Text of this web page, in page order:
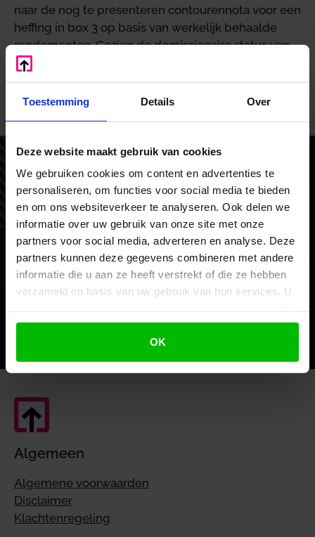
Toestemming Details Over
Deze website maakt gebruik van cookies
We gebruiken cookies om content en advertenties te
personaliseren, om functies voor social media te bieden
en om ons websiteverkeer te analyseren. Ook delen we
informatie over uw gebruik van onze site met onze
partners voor social media, adverteren en analyse. Deze
partners kunnen deze gegevens combineren met andere
informatie die u aan ze heeft verstrekt of die ze hebben
verzameld op basis van uw gebruik van hun services. U
gebruiken.
OK
naar de nog te presenteren contourennota voor een
heffing in box 3 op basis van werkelijk behaalde
rendementen. Gezien de demissionaire status van
het huidige kabinet is het wachten op het volgende
kabinet om daarin keuzes te maken.
Bron: Ministerie van Financiën | publicatie | 2021-0000169965 |
09-09-2021
Vertrouw op BoekZo, net als
honderden andere ondernemers
Als financieel en belastingadviseurs coachen we en
doen we waar we goed in zijn. Voor het MKB en
consultants. Met vaste prijzen, scherp advies en
brede ondersteuning.
Mijn voordeel berekenen
Algemeen
Algemene voorwaarden
Disclaimer
Klachtenregeling